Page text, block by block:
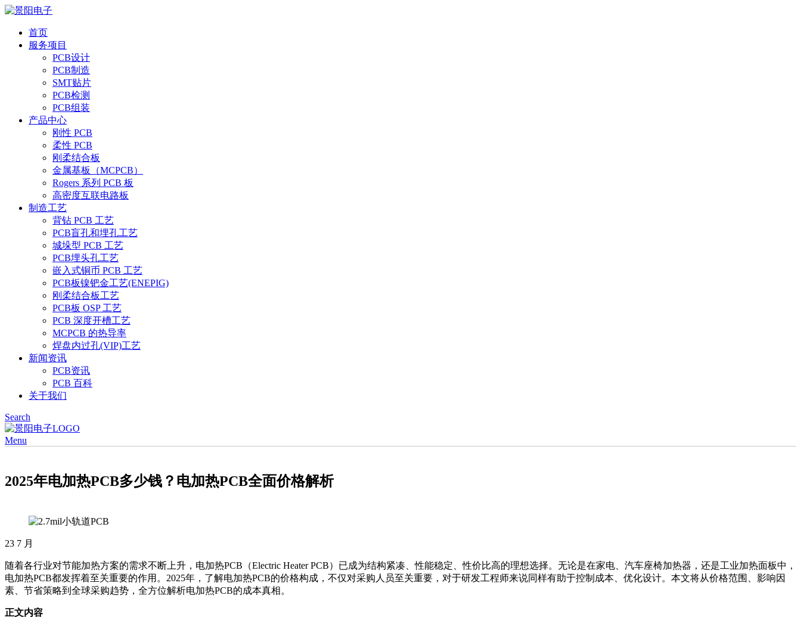
首页
服务项目
PCB设计
PCB制造
SMT贴片
PCB检测
PCB组装
产品中心
刚性 PCB
柔性 PCB
刚柔结合板
金属基板（MCPCB）
Rogers 系列 PCB 板
高密度互联电路板
制造工艺
背钻 PCB 工艺
PCB盲孔和埋孔工艺
城垛型 PCB 工艺
PCB埋头孔工艺
嵌入式铜币 PCB 工艺
PCB板镍钯金工艺(ENEPIG)
刚柔结合板工艺
PCB板 OSP 工艺
PCB 深度开槽工艺
MCPCB 的热导率
焊盘内过孔(VIP)工艺
新闻资讯
PCB资讯
PCB 百科
关于我们
Search
Menu
2025年电加热PCB多少钱？电加热PCB全面价格解析
23 7 月
随着各行业对节能加热方案的需求不断上升，电加热PCB（Electric Heater PCB）已成为结构紧凑、性能稳定、性价比高的理想选择。无论是在家电、汽车座椅加热器，还是工业加热面板中，
电加热PCB都发挥着至关重要的作用。2025年，了解电加热PCB的价格构成，不仅对采购人员至关重要，对于研发工程师来说同样有助于控制成本、优化设计。本文将从价格范围、影响因
素、节省策略到全球采购趋势，全方位解析电加热PCB的成本真相。
正文内容